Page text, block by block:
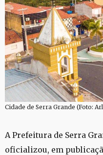
Cidade de Serra Grande (Foto:
A Prefeitura de Serra
oficializou, em